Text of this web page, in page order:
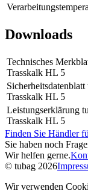
Downloads
Technisches
Trasskalk HL 5
Trasskalk HL 5
Leistungserklärung
Trasskalk HL 5
Finden Sie Händler
Sie haben noch
Wir helfen gerne.
© tubag 2026
Wir verwenden